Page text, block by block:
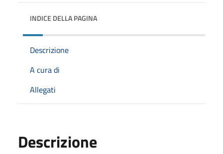
INDICE DELLA PAGINA
Descrizione
A cura di
Allegati
Descrizione